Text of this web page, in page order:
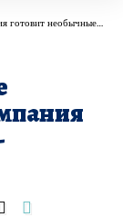
необычные AI-наушники